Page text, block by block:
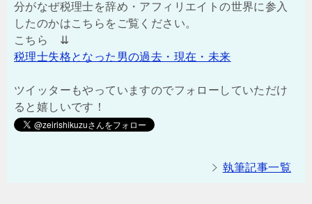
分がなぜ税理士を辞め・アフィリエイトの世界に参入
したのかはこちらをご覧ください。
こちら ⇊
税理士失格となった男の過去・現在・未来
ツイッターもやっていますのでフォローしていただけ
ると嬉しいです！
執筆記事一覧